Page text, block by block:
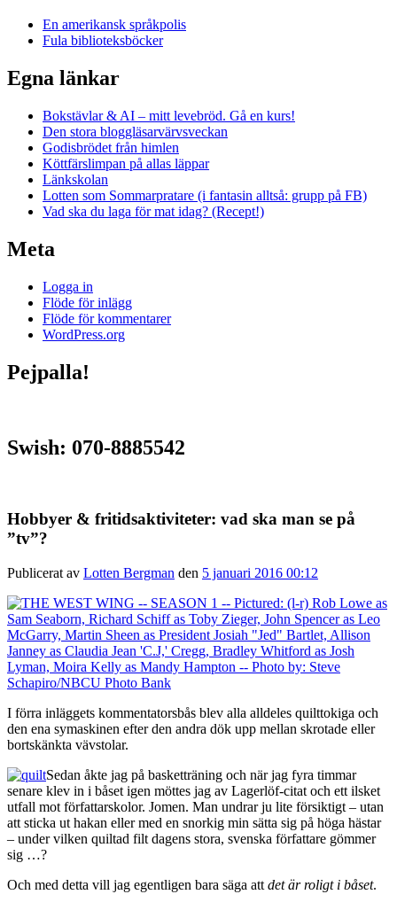
En amerikansk språkpolis
Fula biblioteksböcker
Egna länkar
Bokstävlar & AI – mitt levebröd. Gå en kurs!
Den stora bloggläsarvärvsveckan
Godisbrödet från himlen
Köttfärslimpan på allas läppar
Länkskolan
Lotten som Sommarpratare (i fantasin alltså: grupp på FB)
Vad ska du laga för mat idag? (Recept!)
Meta
Logga in
Flöde för inlägg
Flöde för kommentarer
WordPress.org
Pejpalla!
Swish: 070-8885542
Hobbyer & fritidsaktiviteter: vad ska man se på
”tv”?
Publicerat av Lotten Bergman den 5 januari 2016 00:12
I förra inläggets kommentatorsbås blev alla alldeles quilttokiga och
den ena symaskinen efter den andra dök upp mellan skrotade eller
bortskänkta vävstolar.
Sedan åkte jag på basketträning och när jag fyra timmar
senare klev in i båset igen möttes jag av Lagerlöf-citat och ett ilsket
utfall mot författarskolor. Jomen. Man undrar ju lite försiktigt – utan
att sticka ut hakan eller med en snorkig min sätta sig på höga hästar
– under vilken quiltad filt dagens stora, svenska författare gömmer
sig …?
Och med detta vill jag egentligen bara säga att det är roligt i båset.